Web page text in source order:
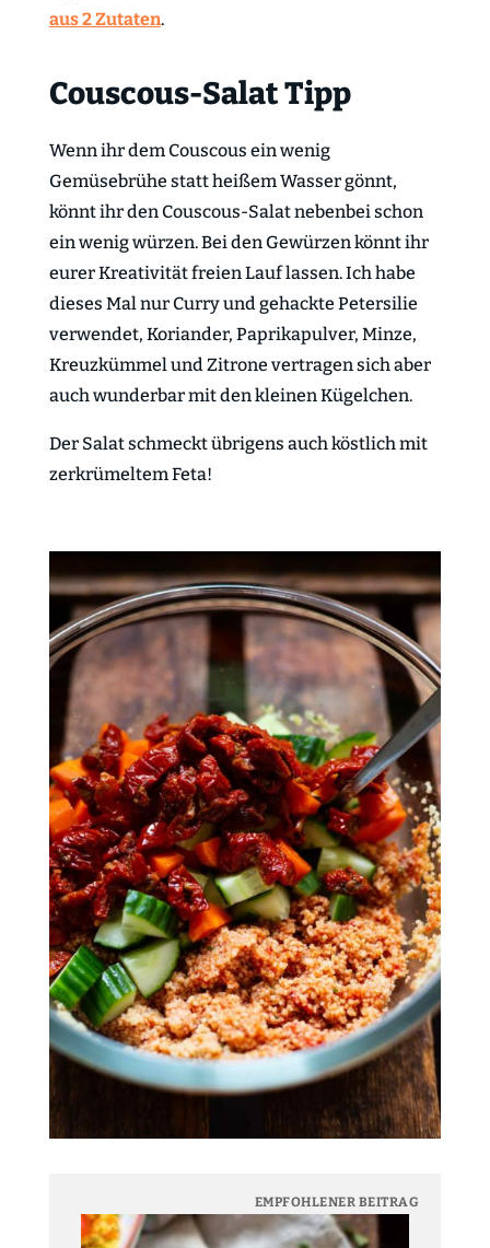
aus 2 Zutaten.
Couscous-Salat Tipp
Wenn ihr dem Couscous ein wenig
Gemüsebrühe statt heißem Wasser gönnt,
könnt ihr den Couscous-Salat nebenbei schon
ein wenig würzen. Bei den Gewürzen könnt ihr
eurer Kreativität freien Lauf lassen. Ich habe
dieses Mal nur Curry und gehackte Petersilie
verwendet, Koriander, Paprikapulver, Minze,
Kreuzkümmel und Zitrone vertragen sich aber
auch wunderbar mit den kleinen Kügelchen.
Der Salat schmeckt übrigens auch köstlich mit
zerkrümeltem Feta!
EMPFOHLENER BEITRAG